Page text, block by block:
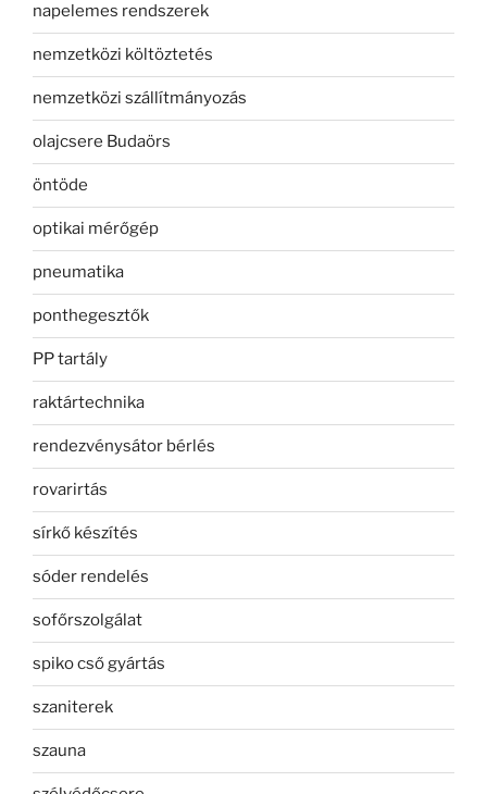
napelemes rendszerek
nemzetközi költöztetés
nemzetközi szállítmányozás
olajcsere Budaörs
öntöde
optikai mérőgép
pneumatika
ponthegesztők
PP tartály
raktártechnika
rendezvénysátor bérlés
rovarirtás
sírkő készítés
sóder rendelés
sofőrszolgálat
spiko cső gyártás
szaniterek
szauna